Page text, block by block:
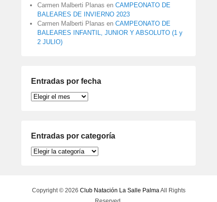
Carmen Malberti Planas en CAMPEONATO DE
BALEARES DE INVIERNO 2023
Carmen Malberti Planas en CAMPEONATO DE
BALEARES INFANTIL, JUNIOR Y ABSOLUTO (1 y
2 JULIO)
Entradas por fecha
Entradas
Entradas por categoría
Entradas
Copyright © 2026 Club Natación La Salle Palma All Rights